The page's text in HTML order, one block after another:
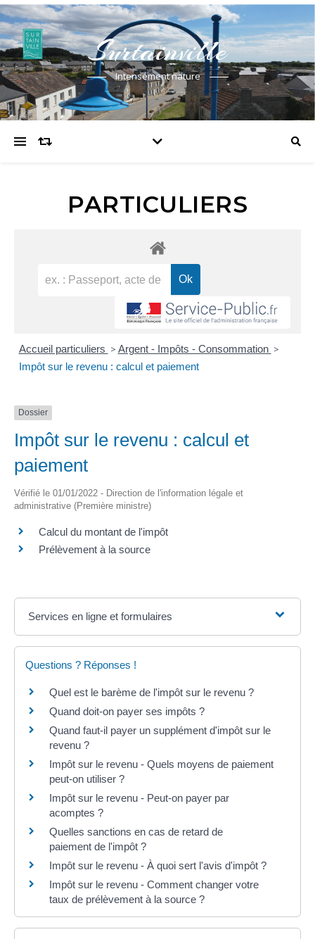
Surtainville
Intensément nature
PARTICULIERS
Accueil particuliers > Argent - Impôts - Consommation >
Impôt sur le revenu : calcul et paiement
Dossier
Impôt sur le revenu : calcul et
paiement
Vérifié le 01/01/2022 - Direction de l'information légale et
administrative (Première ministre)
Calcul du montant de l'impôt
Prélèvement à la source
Services en ligne et formulaires
Questions ? Réponses !
Quel est le barème de l'impôt sur le revenu ?
Quand doit-on payer ses impôts ?
Quand faut-il payer un supplément d'impôt sur le
revenu ?
Impôt sur le revenu - Quels moyens de paiement
peut-on utiliser ?
Impôt sur le revenu - Peut-on payer par
acomptes ?
Quelles sanctions en cas de retard de
paiement de l'impôt ?
Impôt sur le revenu - À quoi sert l'avis d'impôt ?
Impôt sur le revenu - Comment changer votre
taux de prélèvement à la source ?